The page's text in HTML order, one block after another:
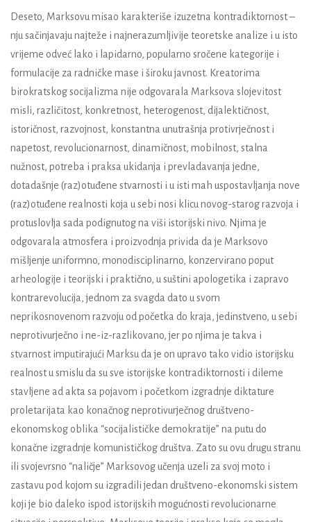
Deseto, Marksovu misao karakteriše izuzetna kontradiktornost –
nju sačinjavaju najteže i najnerazumljivije teoretske analize i u isto
vrijeme odveć lako i lapidarno, popularno sročene kategorije i
formulacije za radničke mase i široku javnost. Kreatorima
birokratskog socijalizma nije odgovarala Marksova slojevitost
misli, različitost, konkretnost, heterogenost, dijalektičnost,
istoričnost, razvojnost, konstantna unutrašnja protivrječnost i
napetost, revolucionarnost, dinamičnost, mobilnost, stalna
nužnost, potreba i praksa ukidanja i prevladavanja jedne,
dotadašnje (raz)otuđene stvarnosti i u isti mah uspostavljanja nove
(raz)otuđene realnosti koja u sebi nosi klicu novog-starog razvoja i
protuslovlja sada podignutog na viši istorijski nivo. Njima je
odgovarala atmosfera i proizvodnja privida da je Marksovo
mišljenje uniformno, monodisciplinarno, konzervirano poput
arheologije i teorijski i praktično, u suštini apologetika i zapravo
kontrarevolucija, jednom za svagda dato u svom
neprikosnovenom razvoju od početka do kraja, jedinstveno, u sebi
neprotivurječno i ne-iz-razlikovano, jer po njima je takva i
stvarnost imputirajući Marksu da je on upravo tako vidio istorijsku
realnost u smislu da su sve istorijske kontradiktornosti i dileme
stavljene ad akta sa pojavom i početkom izgradnje diktature
proletarijata kao konačnog neprotivurječnog društveno-
ekonomskog oblika “socijalističke demokratije” na putu do
konačne izgradnje komunističkog društva. Zato su ovu drugu stranu
ili svojevrsno “naličje” Marksovog učenja uzeli za svoj moto i
zastavu pod kojom su izgradili jedan društveno-ekonomski sistem
koji je bio daleko ispod istorijskih mogućnosti revolucionarne